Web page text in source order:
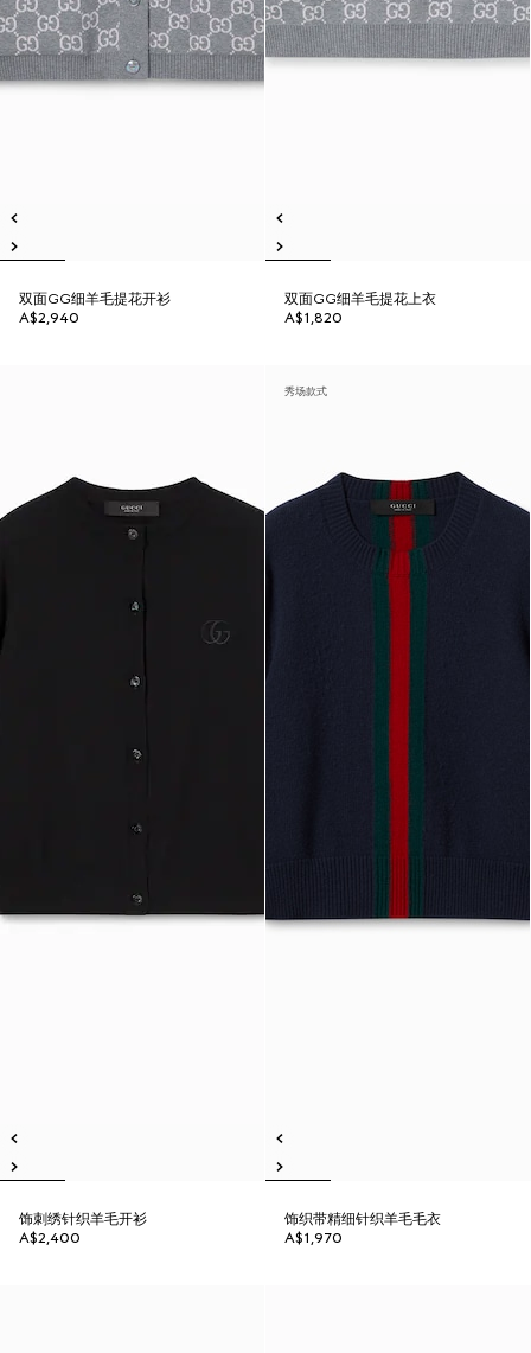
双面GG细羊毛提花开衫
A$2,940
双面GG细羊毛提花上衣
A$1,820
饰刺绣针织羊毛开衫
A$2,400
秀场款式
饰织带精细针织羊毛毛衣
A$1,970